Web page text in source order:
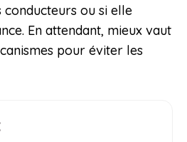
ou si elle
En attendant, mieux vaut
pour éviter les